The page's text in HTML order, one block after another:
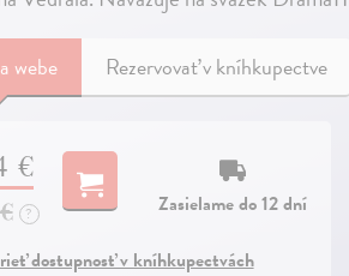
webe Rezervovať v kníhkupectve
€
?
Zasielame do 12 dní
dostupnosť v kníhkupectvách